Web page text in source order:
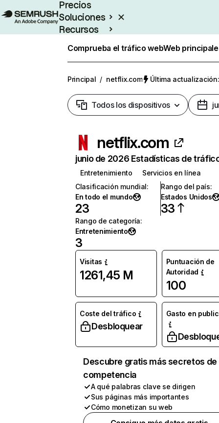
Precios
Soluciones
Recursos
Comprueba el tráfico webWeb
Principal / netflix.com Última
Todos los dispositivos
netflix.com
junio de 2026 Estadísticas de
Entretenimiento
Servicios en línea
Clasificación mundial:
En todo el mundo
23
Rango del país:
Estados Unidos
33
Rango de categoría:
Entretenimiento
3
Visitas
1261,45 M
Puntuación de
Autoridad
100
Coste del tráfico
Desbloquear
Gasto en
Descubre gratis más secretos de
competencia
A qué palabras clave se dirigen
Sus páginas más importantes
Cómo monetizan su web